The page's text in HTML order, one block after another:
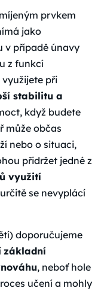
prvkem
jako
v případě únavy
z funkcí
využijete při
stabilitu a
když budete
může občas
nebo o situaci,
přidržet jedné z
využití
se nevyplácí
doporučujeme
základní
, neboť hole
učení a mohly